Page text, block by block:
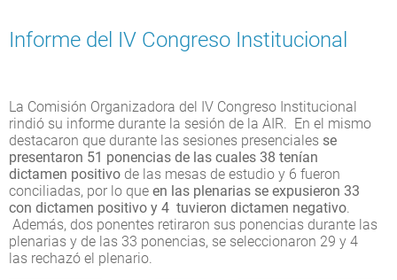
Informe del IV Congreso Institucional
La Comisión Organizadora del IV Congreso Institucional
rindió su informe durante la sesión de la AIR. En el mismo
destacaron que durante las sesiones presenciales se
presentaron 51 ponencias de las cuales 38 tenían
dictamen positivo de las mesas de estudio y 6 fueron
conciliadas, por lo que en las plenarias se expusieron 33
con dictamen positivo y 4 tuvieron dictamen negativo.
Además, dos ponentes retiraron sus ponencias durante las
plenarias y de las 33 ponencias, se seleccionaron 29 y 4
las rechazó el plenario.